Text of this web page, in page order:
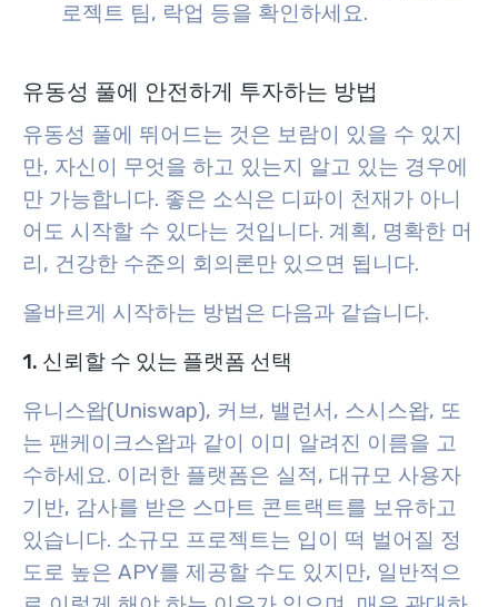
로젝트 팀, 락업 등을 확인하세요.
유동성 풀에 안전하게 투자하는 방법
유동성 풀에 뛰어드는 것은 보람이 있을 수 있지
만, 자신이 무엇을 하고 있는지 알고 있는 경우에
만 가능합니다. 좋은 소식은 디파이 천재가 아니
어도 시작할 수 있다는 것입니다. 계획, 명확한 머
리, 건강한 수준의 회의론만 있으면 됩니다.
올바르게 시작하는 방법은 다음과 같습니다.
1. 신뢰할 수 있는 플랫폼 선택
유니스왑(Uniswap), 커브, 밸런서, 스시스왑, 또
는 팬케이크스왑과 같이 이미 알려진 이름을 고
수하세요. 이러한 플랫폼은 실적, 대규모 사용자
기반, 감사를 받은 스마트 콘트랙트를 보유하고
있습니다. 소규모 프로젝트는 입이 떡 벌어질 정
도로 높은 APY를 제공할 수도 있지만, 일반적으